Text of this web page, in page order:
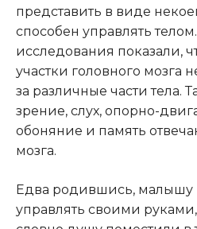
представить в виде
способен управлять
исследования показали,
участки головного мозга
за различные части тела.
зрение, слух, опорно-
обоняние и память
мозга.
Едва родившись, малышу
управлять своими